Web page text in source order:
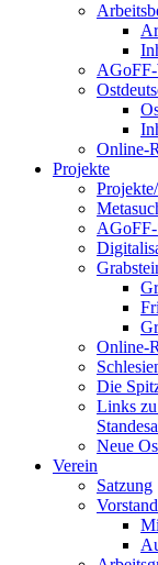
Online-
Projekte
Online-
Die
Links
Neue
Verein
Satzung
Vorstand